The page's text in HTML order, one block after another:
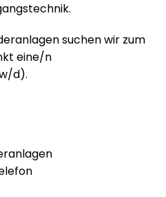
suchen wir zum
eine/n
d).